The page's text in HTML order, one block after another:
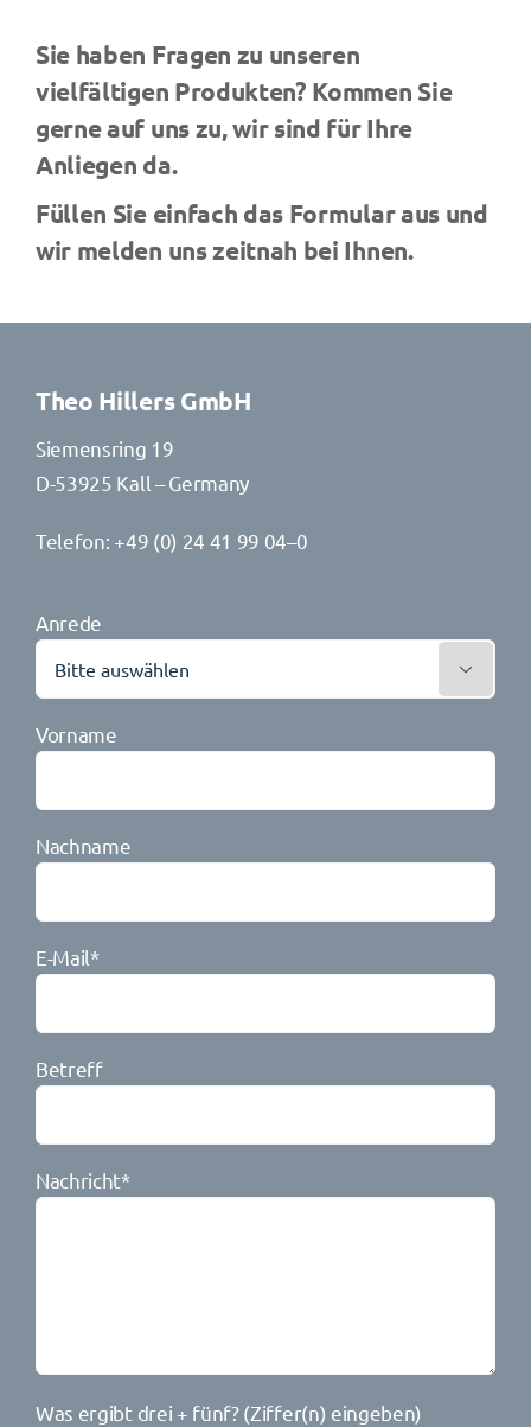
Kontakt
Sie haben Fragen zu unseren
vielfältigen Produkten? Kommen Sie
gerne auf uns zu, wir sind für Ihre
Anliegen da.
Füllen Sie einfach das Formular aus und
wir melden uns zeitnah bei Ihnen.
Anrede

Vorname
Nachname
E-Mail*
Betreff
Nachricht*
Bitte
Was ergibt drei + fünf? (Ziffer(n) eingeben)
Theo Hillers GmbH
Siemensring 19
D-53925 Kall – Germany
Telefon: +49 (0) 24 41 99 04–0